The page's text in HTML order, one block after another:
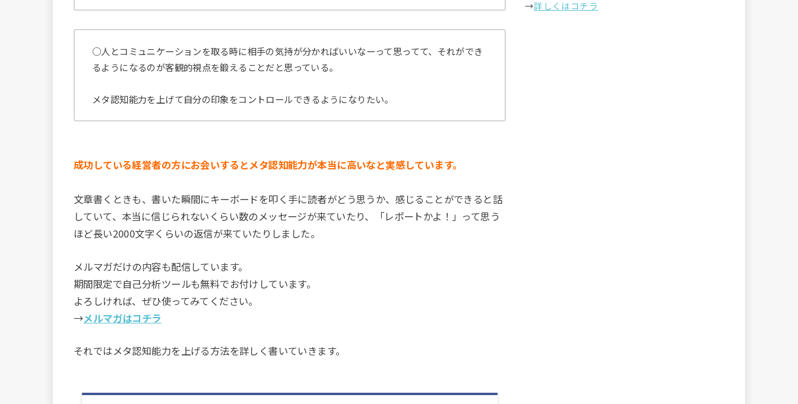
○人とコミュニケーションを取る時に相手の気持が分かればいいなーって思ってて、それができ
るようになるのが客観的視点を鍛えることだと思っている。
メタ認知能力を上げて自分の印象をコントロールできるようになりたい。
成功している経営者の方にお会いするとメタ認知能力が本当に高いなと実感しています。
文章書くときも、書いた瞬間にキーボードを叩く手に読者がどう思うか、感じることができると話
していて、本当に信じられないくらい数のメッセージが来ていたり、「レポートかよ！」って思う
ほど長い2000文字くらいの返信が来ていたりしました。
メルマガだけの内容も配信しています。
期間限定で自己分析ツールも無料でお付けしています。
よろしければ、ぜひ使ってみてください。
→メルマガはコチラ
それではメタ認知能力を上げる方法を詳しく書いていきます。
→詳しくはコチラ